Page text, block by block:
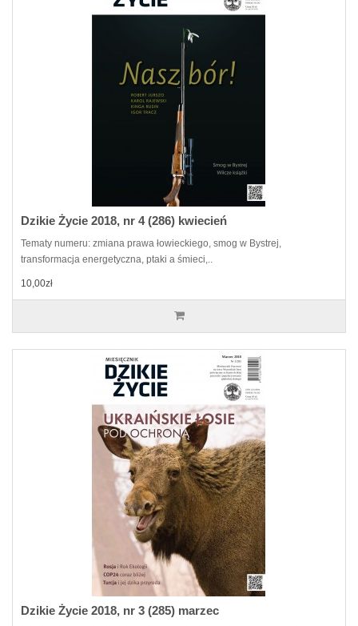
Dzikie Życie 2018, nr 4 (286) kwiecień
Tematy numeru: zmiana prawa łowieckiego, smog w Bystrej,
transformacja energetyczna, ptaki a śmieci,..
10,00zł
Dzikie Życie 2018, nr 3 (285) marzec